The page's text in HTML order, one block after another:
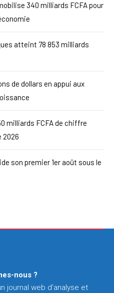
340 milliards FCFA pour
atteint 78 853 milliards
de dollars en appui aux
milliards FCFA de chiffre
2026
son premier 1er août sous le
nous ?
journal web d’analyse et